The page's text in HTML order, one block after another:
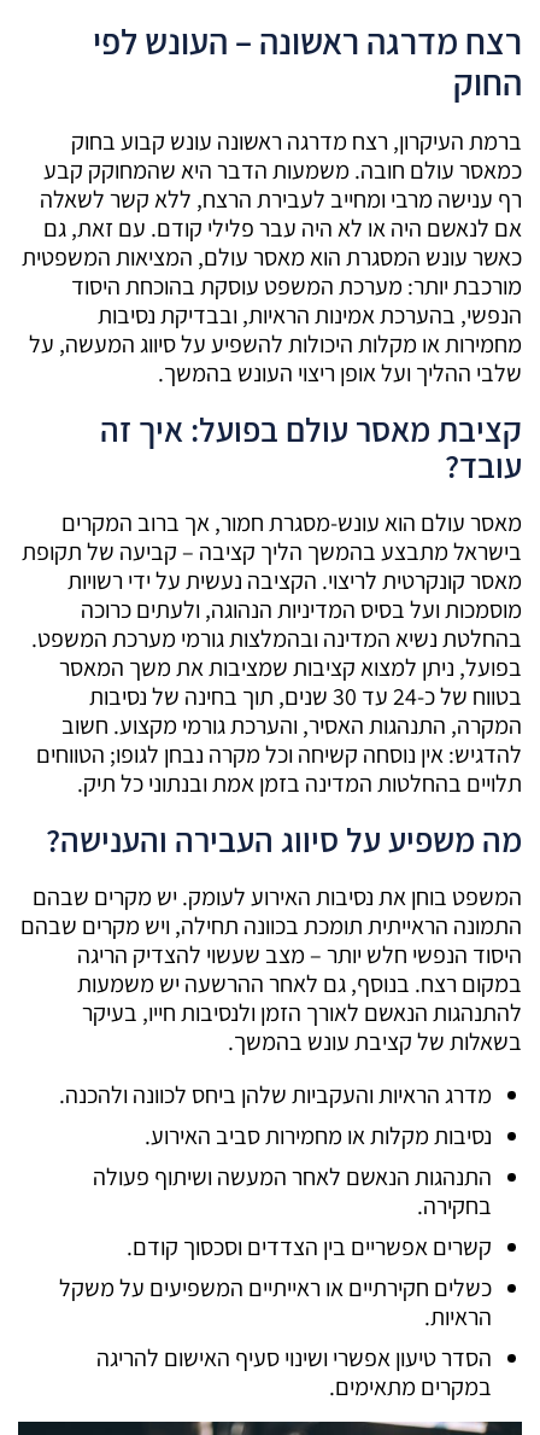
רצח מדרגה ראשונה – העונש לפי
החוק
ברמת העיקרון, רצח מדרגה ראשונה עונש קבוע בחוק
כמאסר עולם חובה. משמעות הדבר היא שהמחוקק קבע
רף ענישה מרבי ומחייב לעבירת הרצח, ללא קשר לשאלה
אם לנאשם היה או לא היה עבר פלילי קודם. עם זאת, גם
כאשר עונש המסגרת הוא מאסר עולם, המציאות המשפטית
מורכבת יותר: מערכת המשפט עוסקת בהוכחת היסוד
הנפשי, בהערכת אמינות הראיות, ובבדיקת נסיבות
מחמירות או מקלות היכולות להשפיע על סיווג המעשה, על
שלבי ההליך ועל אופן ריצוי העונש בהמשך.
קציבת מאסר עולם בפועל: איך זה
עובד?
מאסר עולם הוא עונש-מסגרת חמור, אך ברוב המקרים
בישראל מתבצע בהמשך הליך קציבה – קביעה של תקופת
מאסר קונקרטית לריצוי. הקציבה נעשית על ידי רשויות
מוסמכות ועל בסיס המדיניות הנהוגה, ולעתים כרוכה
בהחלטת נשיא המדינה ובהמלצות גורמי מערכת המשפט.
בפועל, ניתן למצוא קציבות שמציבות את משך המאסר
בטווח של כ-24 עד 30 שנים, תוך בחינה של נסיבות
המקרה, התנהגות האסיר, והערכת גורמי מקצוע. חשוב
להדגיש: אין נוסחה קשיחה וכל מקרה נבחן לגופו; הטווחים
תלויים בהחלטות המדינה בזמן אמת ובנתוני כל תיק.
מה משפיע על סיווג העבירה והענישה?
המשפט בוחן את נסיבות האירוע לעומק. יש מקרים שבהם
התמונה הראייתית תומכת בכוונה תחילה, ויש מקרים שבהם
היסוד הנפשי חלש יותר – מצב שעשוי להצדיק הריגה
במקום רצח. בנוסף, גם לאחר ההרשעה יש משמעות
להתנהגות הנאשם לאורך הזמן ולנסיבות חייו, בעיקר
בשאלות של קציבת עונש בהמשך.
מדרג הראיות והעקביות שלהן ביחס לכוונה ולהכנה.
נסיבות מקלות או מחמירות סביב האירוע.
התנהגות הנאשם לאחר המעשה ושיתוף פעולה
בחקירה.
קשרים אפשריים בין הצדדים וסכסוך קודם.
כשלים חקירתיים או ראייתיים המשפיעים על משקל
הראיות.
הסדר טיעון אפשרי ושינוי סעיף האישום להריגה
במקרים מתאימים.